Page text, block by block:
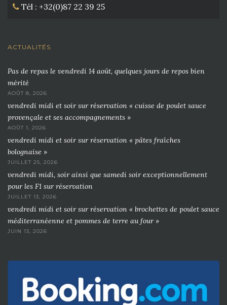
Tél : +32(0)87 22 39 25
ACTUALITÉS
Pas de repas le vendredi 14 août, quelques jours de repos bien
mérité
AOÛT 8, 2026
vendredi midi et soir sur réservation « cuisse de poulet sauce
provençale et ses accompagnements »
AOÛT 1, 2026
vendredi midi et soir sur réservation « pâtes fraîches
bolognaise »
JUILLET 25, 2026
vendredi midi, soir ainsi que samedi soir exceptionnellement
pour les F1 sur réservation
JUILLET 13, 2026
vendredi midi et soir sur réservation « brochettes de poulet sauce
méditerranéenne et pommes de terre au four »
JUIN 13, 2026